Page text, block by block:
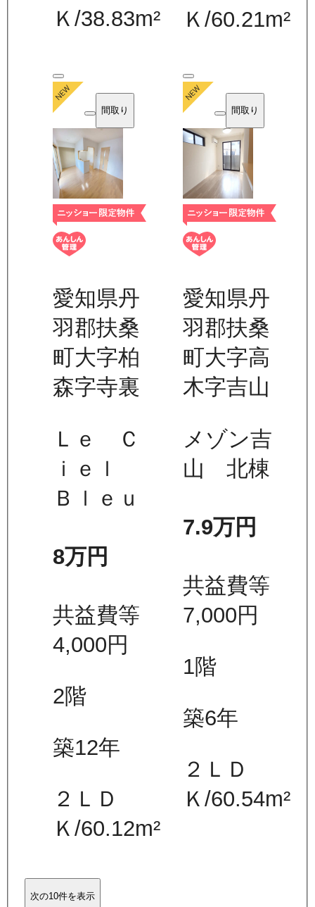
Ｋ/38.83m²
Ｋ /60.21m²
間取り
愛知県丹
羽郡扶桑
町大字柏
森字寺裏
Ｌｅ Ｃ
ｉｅｌ
Ｂｌｅｕ
8万円
共益費等
4,000円
2階
築12年
２ＬＤ
Ｋ/60.12m²
間取り
愛知県丹
羽郡扶桑
町大字高
木字吉山
メゾン吉
山 北棟
7.9万円
共益費等
7,000円
1階
築6年
２ＬＤ
Ｋ /60.54m²
次の10件を表示